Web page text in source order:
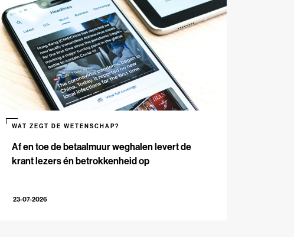
Af en toe de betaalmuur weghalen levert de
krant lezers én betrokkenheid op
WAT ZEGT DE WETENSCHAP?
23-07-2026